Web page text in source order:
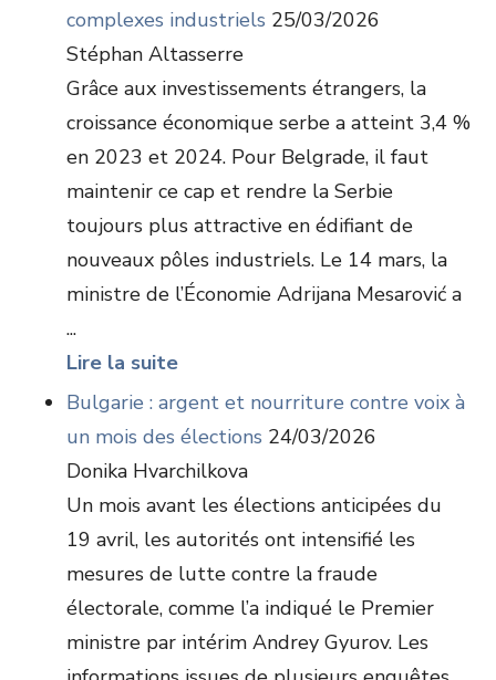
complexes industriels 25/03/2026
Stéphan Altasserre
Grâce aux investissements étrangers, la
croissance économique serbe a atteint 3,4 %
en 2023 et 2024. Pour Belgrade, il faut
maintenir ce cap et rendre la Serbie
toujours plus attractive en édifiant de
nouveaux pôles industriels. Le 14 mars, la
ministre de l’Économie Adrijana Mesarović a
...
Lire la suite
Bulgarie : argent et nourriture contre voix à
un mois des élections 24/03/2026
Donika Hvarchilkova
Un mois avant les élections anticipées du
19 avril, les autorités ont intensifié les
mesures de lutte contre la fraude
électorale, comme l’a indiqué le Premier
ministre par intérim Andrey Gyurov. Les